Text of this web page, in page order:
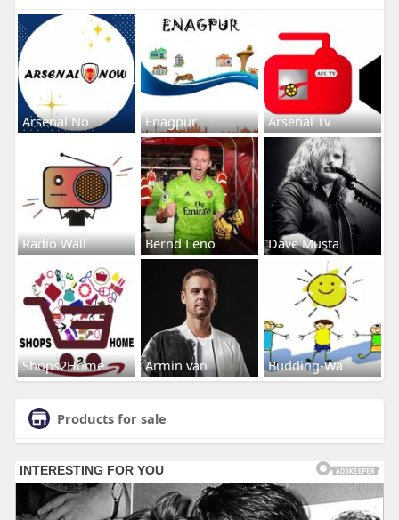
Arsenal No Enagpur Arsenal Tv
Radio Wall Bernd Leno Dave Musta
Shops2Home Armin van Budding-Wa
Products for sale